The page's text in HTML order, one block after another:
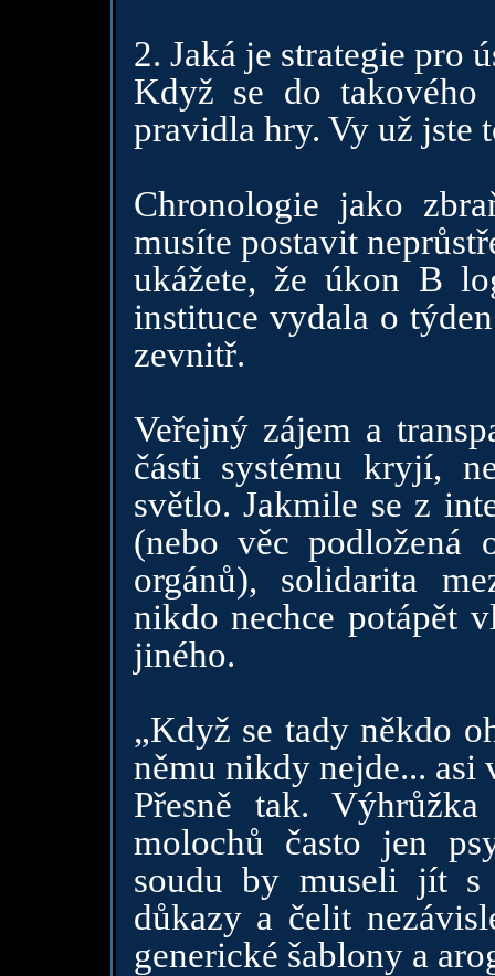
2. Jaká je strategie pro
Když se do
pravidla hry. Vy už jste
Chronologie jako
musíte postavit
ukážete, že úkon B
instituce vydala o
zevnitř.
Veřejný zájem a
části systému kryjí,
světlo. Jakmile se z
(nebo věc podložená
orgánů), solidarita
nikdo nechce potápět
jiného.
„Když se tady někdo
němu nikdy nejde... asi
Přesně tak.
molochů často jen
soudu by museli jít s
důkazy a čelit
generické šablony a